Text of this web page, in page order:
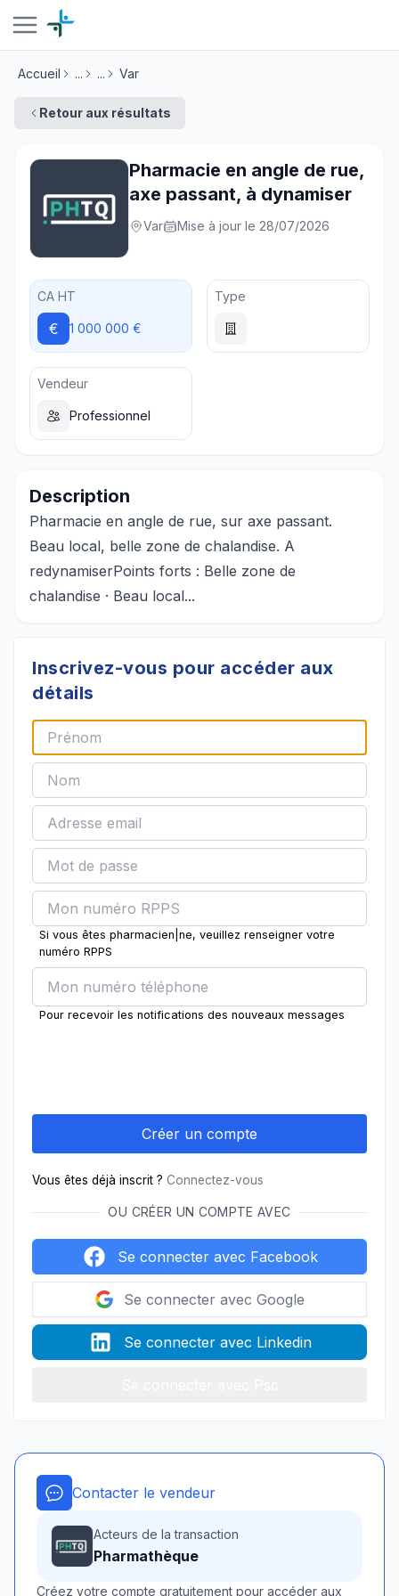
Accueil ... ... Var
Retour aux résultats
Pharmacie en angle de rue,
axe passant, à dynamiser
Var Mise à jour le 28/07/2026
CA HT
€ 1 000 000 €
Type
Vendeur
Professionnel
Description
Pharmacie en angle de rue, sur axe passant.
Beau local, belle zone de chalandise. A
redynamiserPoints forts : Belle zone de
chalandise · Beau local...
Inscrivez-vous pour accéder aux
détails
Si vous êtes pharmacien|ne, veuillez renseigner votre
numéro RPPS
Pour recevoir les notifications des nouveaux messages
Vous êtes déjà inscrit ? Connectez-vous
OU CRÉER UN COMPTE AVEC
Se connecter avec Facebook
Se connecter avec Google
Se connecter avec Linkedin
Contacter le vendeur
Acteurs de la transaction
Pharmathèque
Créez votre compte gratuitement pour accéder aux